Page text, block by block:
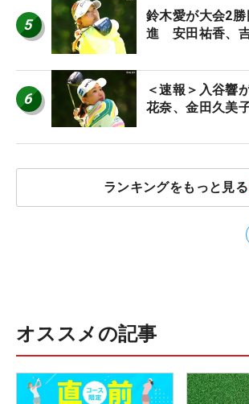
5
鈴木愛が大会2
進 安田祐香、
6
＜速報＞入谷
花奈、金田久美
ランキングをもっと見る
オススメの記事